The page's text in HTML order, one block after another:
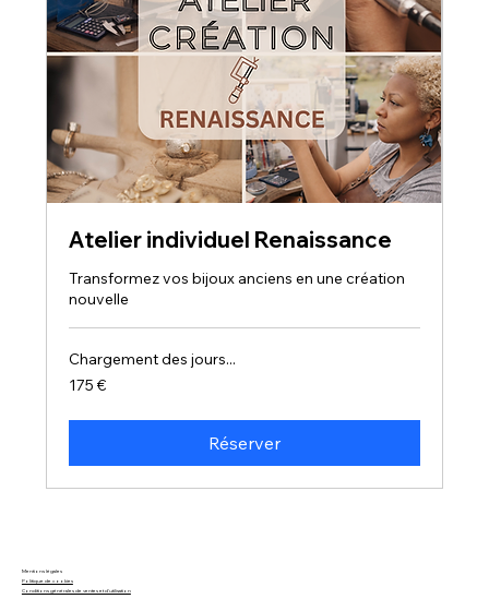
Atelier individuel Renaissance
Transformez vos bijoux anciens en une création
nouvelle
Chargement des jours...
175
euros
175 €
Réserver
Mentions légales
Politique de cookies
Conditions générales de ventes et d'utilisation